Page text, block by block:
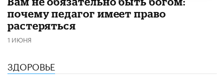
почему педагог имеет право
растеряться
1 ИЮНЯ
ЗДОРОВЬЕ